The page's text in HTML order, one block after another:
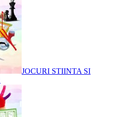
JOCURI STIINTA SI